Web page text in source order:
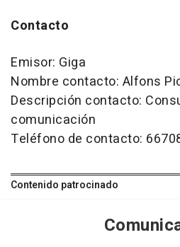
Contacto
Emisor: Giga
Nombre contacto: Alfons
Descripción contacto:
comunicación
Teléfono de contacto:
Contenido patrocinado